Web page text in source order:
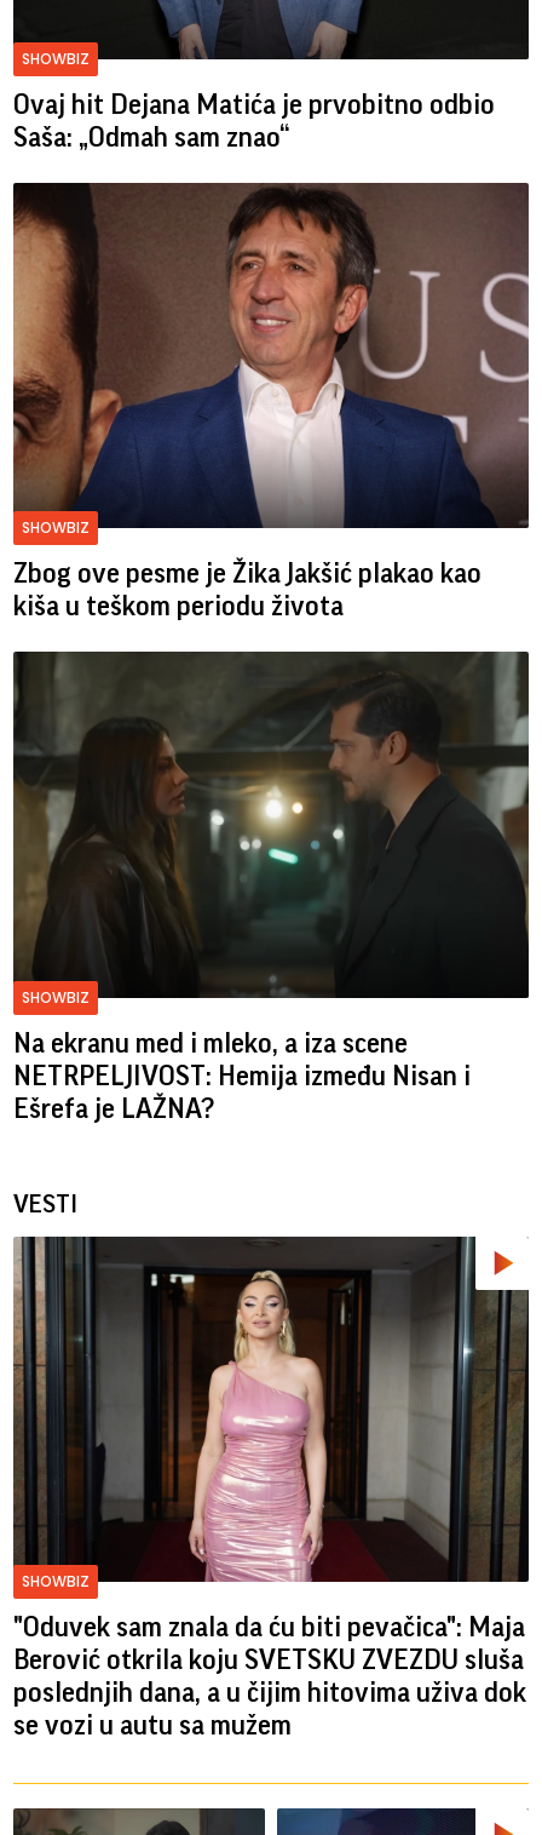
SHOWBIZ
Ovaj hit Dejana Matića je prvobitno odbio
Saša: „Odmah sam znao“
SHOWBIZ
Zbog ove pesme je Žika Jakšić plakao kao
kiša u teškom periodu života
SHOWBIZ
Na ekranu med i mleko, a iza scene
NETRPELJIVOST: Hemija između Nisan i
Ešrefa je LAŽNA?
VESTI
SHOWBIZ
"Oduvek sam znala da ću biti pevačica": Maja
Berović otkrila koju SVETSKU ZVEZDU sluša
poslednjih dana, a u čijim hitovima uživa dok
se vozi u autu sa mužem